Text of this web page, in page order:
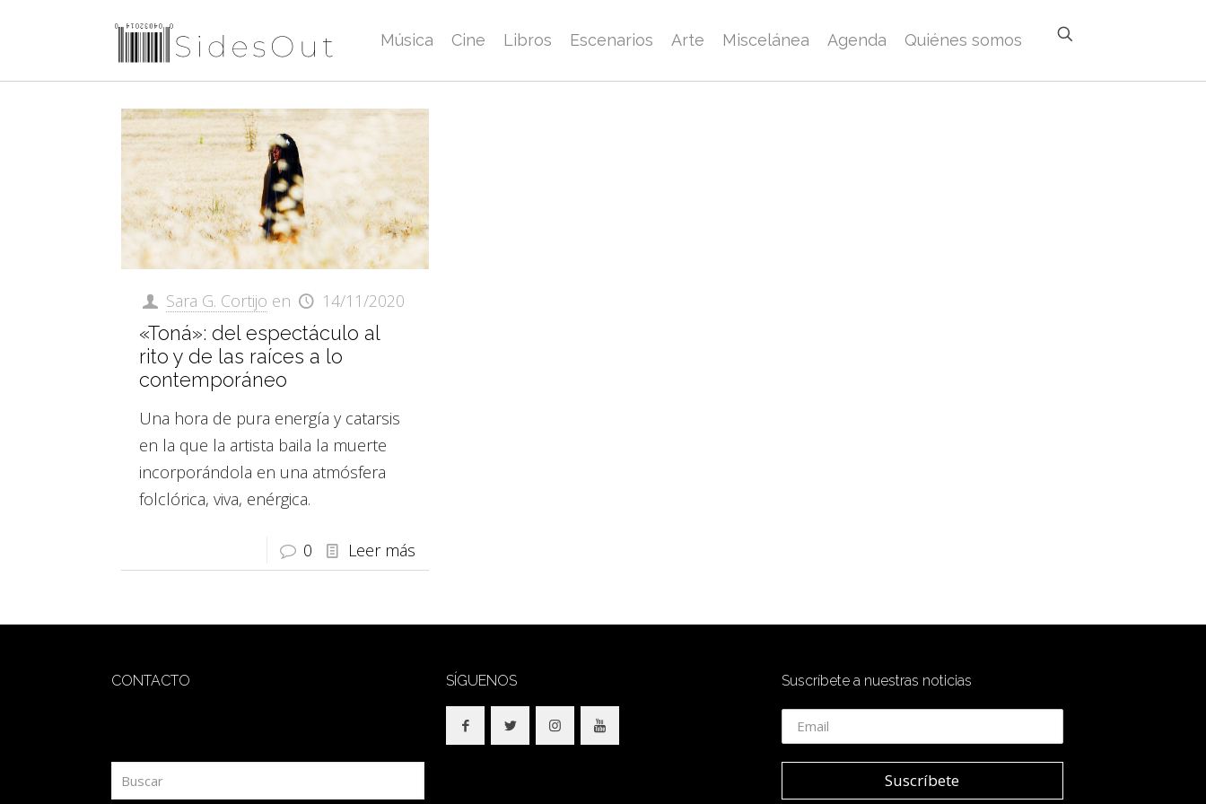
Música Cine Libros Escenarios Arte Miscelánea Agenda Quiénes somos
Sara G. Cortijo en 14/11/2020
«Toná»: del espectáculo al
rito y de las raíces a lo
contemporáneo
Una hora de pura energía y catarsis
en la que la artista baila la muerte
incorporándola en una atmósfera
folclórica, viva, enérgica.
0 Leer más
CONTACTO SÍGUENOS Suscríbete a nuestras noticias